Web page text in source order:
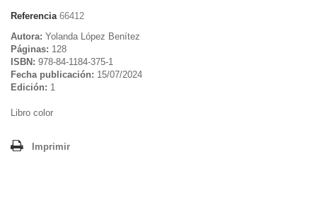
Referencia 66412
Autora: Yolanda López Benítez
Páginas: 128
ISBN: 978-84-1184-375-1
Fecha publicación: 15/07/2024
Edición: 1
Libro color
Imprimir